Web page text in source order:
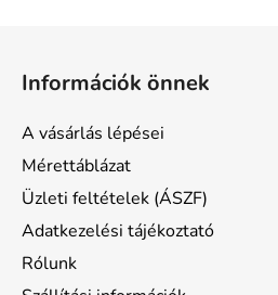
Információk önnek
A vásárlás lépései
Mérettáblázat
Üzleti feltételek (ÁSZF)
Adatkezelési tájékoztató
Rólunk